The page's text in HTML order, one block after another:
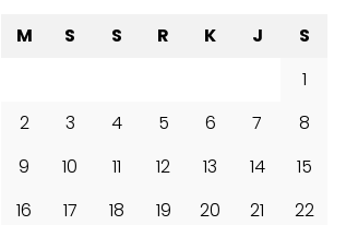
M S S R K J
S
1
2
3 4 5 6 7
8
9
10 11 12 13 14
15
16
17 18 19 20 21
22